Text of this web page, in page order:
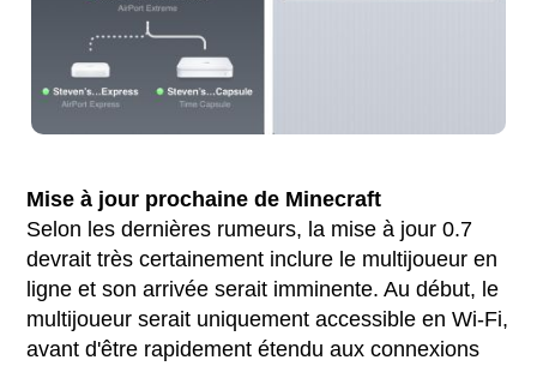
Mise à jour prochaine de Minecraft
Selon les dernières rumeurs, la mise à jour 0.7
devrait très certainement inclure le multijoueur en
ligne et son arrivée serait imminente. Au début, le
multijoueur serait uniquement accessible en Wi-Fi,
avant d'être rapidement étendu aux connexions